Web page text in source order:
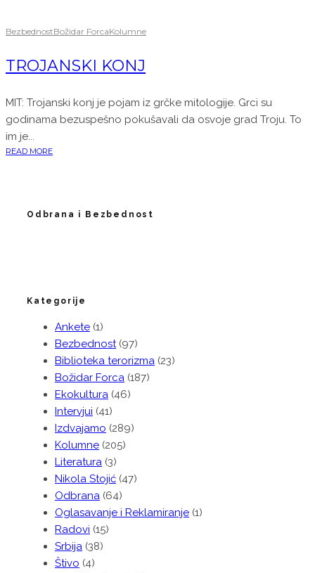
BezbednostBožidar ForcaKolumne
TROJANSKI KONJ
MIT: Trojanski konj je pojam iz grčke mitologije. Grci su
godinama bezuspešno pokušavali da osvoje grad Troju. To
im je...
READ MORE
Odbrana i Bezbednost
Kategorije
Ankete (1)
Bezbednost(97)
Biblioteka terorizma (23)
Božidar Forca (187)
Ekokultura (46)
Intervjui (41)
Izdvajamo (289)
Kolumne (205)
Literatura (3)
Nikola Stojić (47)
Odbrana (64)
Oglasavanje i Reklamiranje (1)
Radovi (15)
Srbija (38)
Štivo (4)